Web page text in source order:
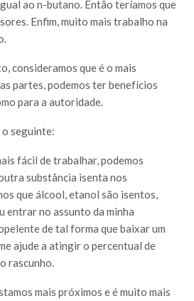
ao n-butano. Então teríamos que
Enfim, muito mais trabalho na
consideramos que é o mais
partes, podemos ter benefícios
para a autoridade.
seguinte:
fácil de trabalhar, podemos
substância isenta nos
que álcool, etanol são isentos,
entrar no assunto da minha
de tal forma que baixar um
ajude a atingir o percentual de
rascunho.
mais próximos e é muito mais